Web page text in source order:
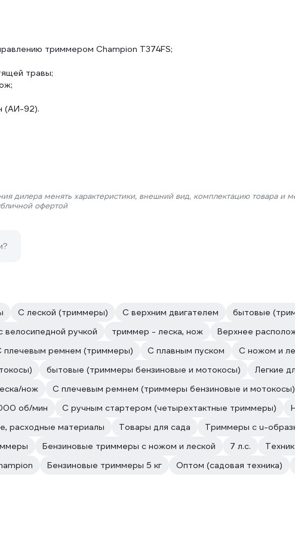
триммером Champion Т374FS;
травы;
(АИ-92).
дилера менять характеристики, внешний вид, комплектацию товара и
офертой
С леской (триммеры) С верхним двигателем
бытовые
велосипедной ручкой триммер - леска, нож
Верхнее
плечевым ремнем (триммеры) С плавным пуском
С ножом и
бытовые (триммеры бензиновые и мотокосы)
Легкие
нож
С плечевым ремнем (триммеры бензиновые и мотокосы)
об/мин С ручным стартером (четырехтактные триммеры)
расходные материалы
Товары для сада
Триммеры с u-
Бензиновые триммеры с ножом и леской 7 л.с.
Бензиновые триммеры 5 кг
Оптом (садовая техника)